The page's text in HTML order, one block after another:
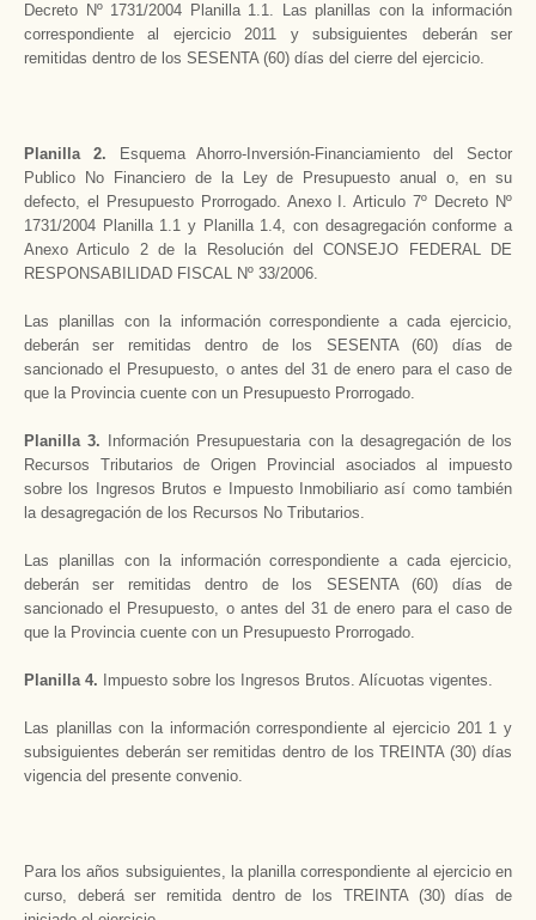
Decreto Nº 1731/2004 Planilla 1.1. Las planillas con la información
correspondiente al ejercicio 2011 y subsiguientes deberán ser
remitidas dentro de los SESENTA (60) días del cierre del ejercicio.
Planilla 2. Esquema Ahorro-Inversión-Financiamiento del Sector
Publico No Financiero de la Ley de Presupuesto anual o, en su
defecto, el Presupuesto Prorrogado. Anexo I. Articulo 7º Decreto Nº
1731/2004 Planilla 1.1 y Planilla 1.4, con desagregación conforme a
Anexo Articulo 2 de la Resolución del CONSEJO FEDERAL DE
RESPONSABILIDAD FISCAL Nº 33/2006.
Las planillas con la información correspondiente a cada ejercicio,
deberán ser remitidas dentro de los SESENTA (60) días de
sancionado el Presupuesto, o antes del 31 de enero para el caso de
que la Provincia cuente con un Presupuesto Prorrogado.
Planilla 3. Información Presupuestaria con la desagregación de los
Recursos Tributarios de Origen Provincial asociados al impuesto
sobre los Ingresos Brutos e Impuesto Inmobiliario así como también
la desagregación de los Recursos No Tributarios.
Las planillas con la información correspondiente a cada ejercicio,
deberán ser remitidas dentro de los SESENTA (60) días de
sancionado el Presupuesto, o antes del 31 de enero para el caso de
que la Provincia cuente con un Presupuesto Prorrogado.
Planilla 4. Impuesto sobre los Ingresos Brutos. Alícuotas vigentes.
Las planillas con la información correspondiente al ejercicio 201 1 y
subsiguientes deberán ser remitidas dentro de los TREINTA (30) días
vigencia del presente convenio.
Para los años subsiguientes, la planilla correspondiente al ejercicio en
curso, deberá ser remitida dentro de los TREINTA (30) días de